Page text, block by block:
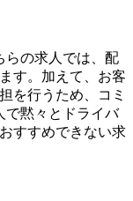
らの求人では、配
す。加えて、お客
を行うため、コミ
で黙々とドライバ
すすめできない求